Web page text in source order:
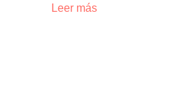
Leer más